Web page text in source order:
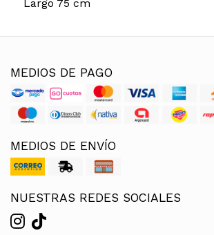
Largo 75 cm
MEDIOS DE PAGO
MEDIOS DE ENVÍO
NUESTRAS REDES SOCIALES